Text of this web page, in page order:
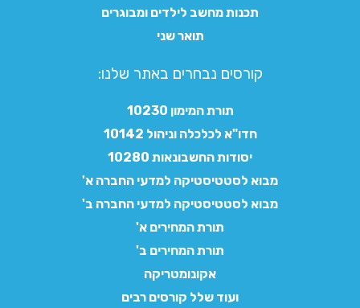
תכנות מחשב לילדים ומבוגרים
תואר שני
קורסים נבחרים באתר שלנו:​
תורת המימון 10230
חדו"א לכלכלה וניהול 10142
יסודות החשבונאות 10280
מבוא לסטטיסטיקה למדעי החברה א'
מבוא לסטטיסטיקה למדעי החברה ב'
תורת המחירים א'
תורת המחירים ב'
אקונומטריקה
ועוד שלל קורסים רבים